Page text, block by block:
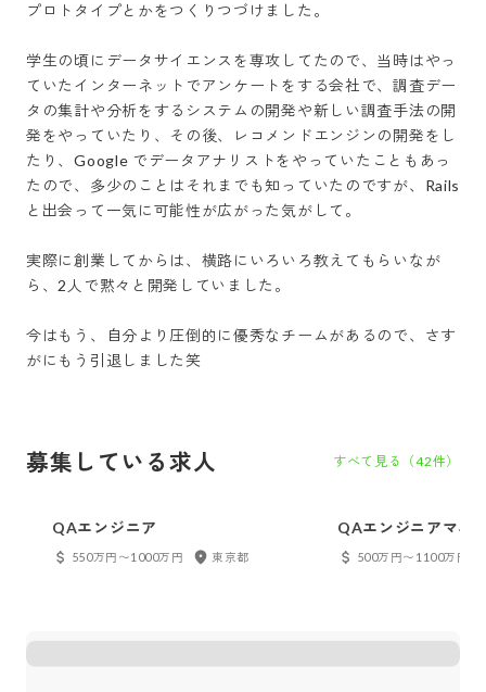
プロトタイプとかをつくりつづけました。
学生の頃にデータサイエンスを専攻してたので、当時はやっ
ていたインターネットでアンケートをする会社で、調査デー
タの集計や分析をするシステムの開発や新しい調査手法の開
発をやっていたり、その後、レコメンドエンジンの開発をし
たり、Google でデータアナリストをやっていたこともあっ
たので、多少のことはそれまでも知っていたのですが、Rails
と出会って一気に可能性が広がった気がして。
実際に創業してからは、横路にいろいろ教えてもらいなが
ら、2人で黙々と開発していました。
今はもう、自分より圧倒的に優秀なチームがあるので、さす
がにもう引退しました笑
募集している求人 すべて見る（42件）
QAエンジニア
550万円〜1000万円 東京都
QAエンジニアマネ
500万円〜1100万円